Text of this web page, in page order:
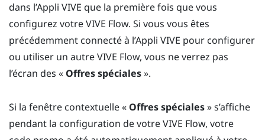
dans l’Appli VIVE que la première fois que vous
configurez votreVIVE Flow. Si vous vous êtes
précédemment connecté à l’Appli VIVE pour configurer
ou utiliser un autreVIVE Flow, vous ne verrez pas
l’écran des « Offres spéciales».
Si la fenêtre contextuelle « Offres spéciales» s’affiche
pendant la configuration de votreVIVE Flow, votre